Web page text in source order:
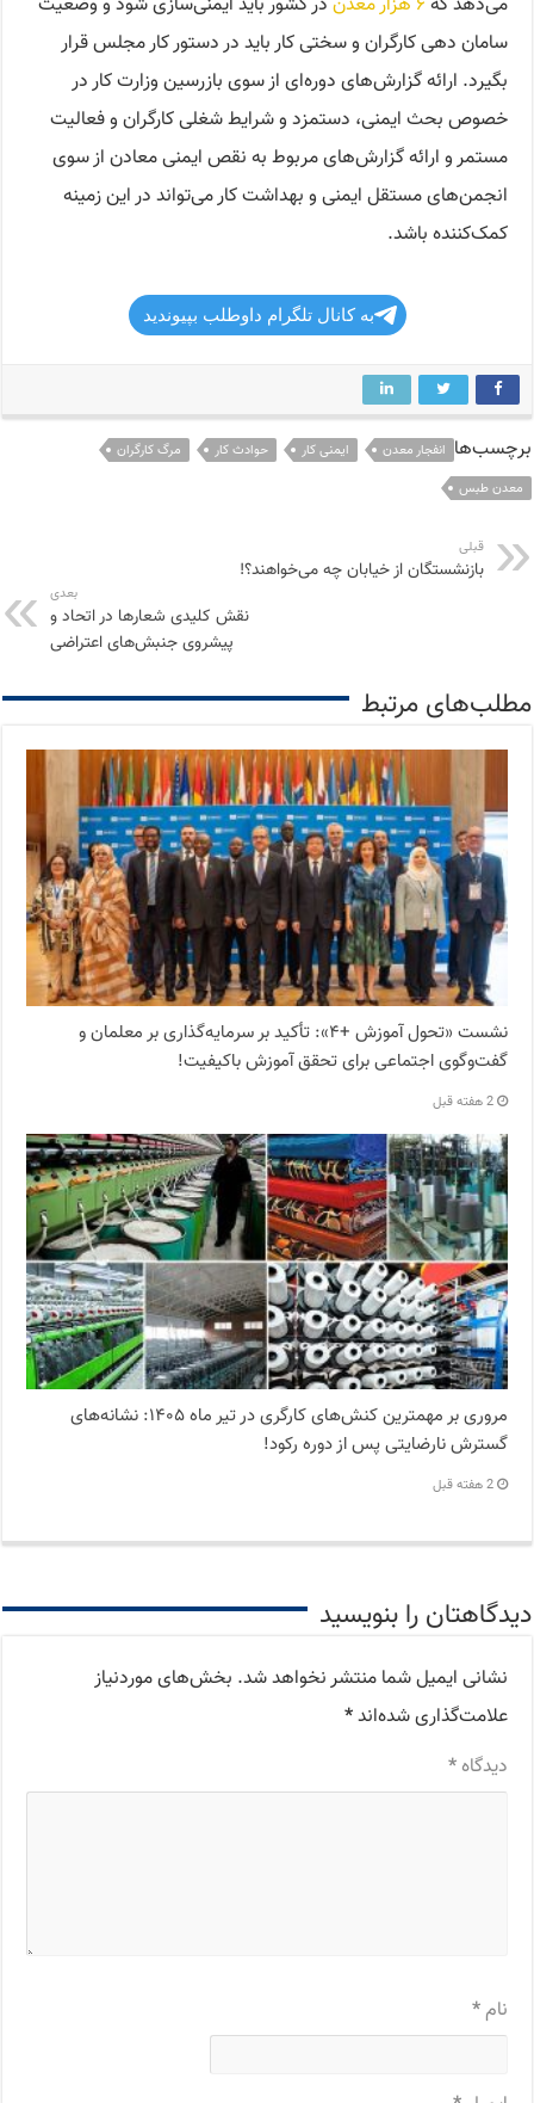
سامان دهی کارگران و سختی کار باید در دستور کار مجلس قرار
بگیرد. ارائه گزارش‌های دوره‌ای از سوی بازرسین وزارت کار در
خصوص بحث ایمنی، دستمزد و شرایط شغلی کارگران و فعالیت
مستمر و ارائه گزارش‌های مربوط به نقص ایمنی معادن از سوی
انجمن‌های مستقل ایمنی و بهداشت کار می‌تواند در این زمینه
کمک‌کننده باشد.
به کانال تلگرام داوطلب بپیوندید
برچسب‌ها انفجار معدن ایمنی کار حوادث کار
مرگ کارگران
معدن طبس
قبلی
بازنشستگان از خیابان چه می‌خواهند؟!
بعدی
نقش کلیدی شعارها در اتحاد و
پیشروی جنبش‌های اعتراضی
مطلب‌های مرتبط
نشست «تحول آموزش +۴»: تأکید بر سرمایه‌گذاری بر معلمان و
گفت‌وگوی اجتماعی برای تحقق آموزش باکیفیت!
2 هفته قبل
مروری بر مهمترین کنش‌های کارگری در تیر ماه ۱۴۰۵: نشانه‌های
گسترش نارضایتی‌ پس از دوره رکود!
2 هفته قبل
دیدگاهتان را بنویسید
نشانی ایمیل شما منتشر نخواهد شد. بخش‌های موردنیاز
علامت‌گذاری شده‌اند*
دیدگاه*
نام*